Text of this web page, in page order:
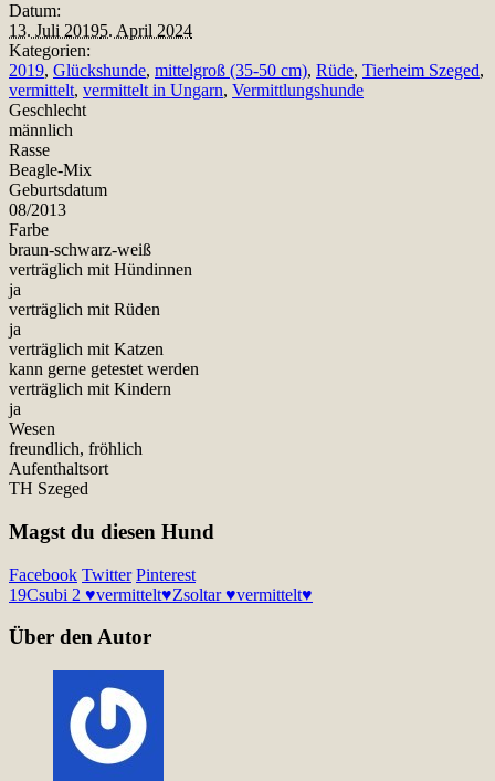
Datum:
13. Juli 20195. April 2024
Kategorien:
2019, Glückshunde, mittelgroß (35-50 cm), Rüde, Tierheim Szeged,
vermittelt, vermittelt in Ungarn, Vermittlungshunde
Geschlecht
männlich
Rasse
Beagle-Mix
Geburtsdatum
08/2013
Farbe
braun-schwarz-weiß
verträglich mit Hündinnen
ja
verträglich mit Rüden
ja
verträglich mit Katzen
kann gerne getestet werden
verträglich mit Kindern
ja
Wesen
freundlich, fröhlich
Aufenthaltsort
TH Szeged
Magst du diesen Hund
Facebook Twitter Pinterest
19Csubi 2 ♥vermittelt♥Zsoltar ♥vermittelt♥
Über den Autor